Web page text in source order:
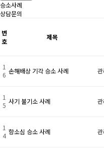
승소사례
상담문의
번
호
제목
1
6 손해배상 기각 승소 사례
1
5 사기 불기소 사례
1
4 항소심 승소 사례